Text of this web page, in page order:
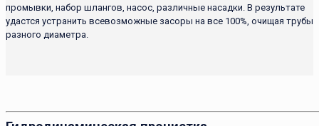
промывки, набор шлангов, насос, различные насадки. В результате
удастся устранить всевозможные засоры на все 100%, очищая трубы
разного диаметра.